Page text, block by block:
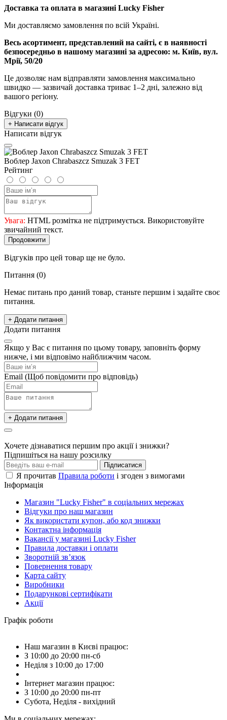
Доставка та оплата в магазині Lucky Fisher
Ми доставляємо замовлення по всій Україні.
Весь асортимент, представлений на сайті, є в наявності
безпосередньо в нашому магазині за адресою: м. Київ, вул.
Мрії, 50/20
Це дозволяє нам відправляти замовлення максимально
швидко — зазвичай доставка триває 1–2 дні, залежно від
вашого регіону.
Відгуки (0)
+ Написати відгук
Написати відгук
Воблер Jaxon Chrabaszcz Smuzak 3 FET
Рейтинг
Увага: HTML розмітка не підтримується. Використовуйте
звичайний текст.
Продовжити
Відгуків про цей товар ще не було.
Питання (0)
Немає питань про даний товар, станьте першим і задайте своє
питання.
+ Додати питання
Додати питання
Якщо у Вас є питання по цьому товару, заповніть форму
нижче, і ми відповімо найближчим часом.
Email (Щоб повідомити про відповідь)
+ Додати питання
Хочете дізнаватися першим про акції і знижки?
Підпишіться на нашу розсилку
Підписатися
Я прочитав Правила роботи і згоден з вимогами
Інформація
Магазин "Lucky Fisher" в соціальних мережах
Відгуки про наш магазин
Як використати купон, або код знижки
Контактна інформація
Вакансії у магазині Lucky Fisher
Правила доставки і оплати
Зворотній зв’язок
Повернення товару
Карта сайту
Виробники
Подарункові сертифікати
Акції
Графік роботи
Наш магазин в Києві працює:
З 10:00 до 20:00 пн-сб
Неділя з 10:00 до 17:00
Інтернет магазин працює:
З 10:00 до 20:00 пн-пт
Субота, Неділя - вихідний